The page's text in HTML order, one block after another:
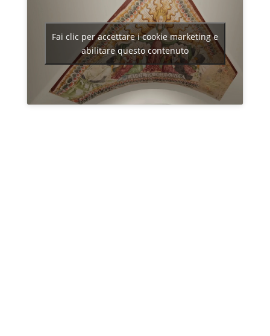
Fai clic per accettare i cookie marketing e
abilitare questo contenuto